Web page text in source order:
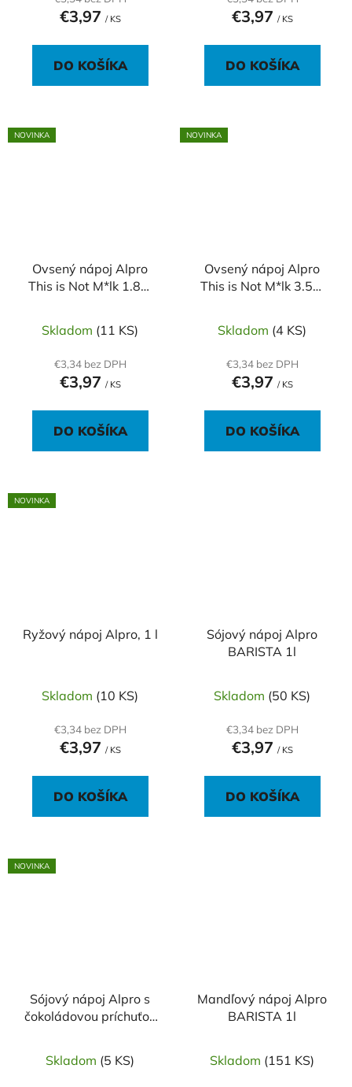
€3,97 / KS
DO KOŠÍKA
€3,97 / KS
DO KOŠÍKA
NOVINKA
Ovsený nápoj Alpro
This is Not M*lk 1.8%
Skladom (11 KS)
€3,34 bez DPH
€3,97 / KS
DO KOŠÍKA
NOVINKA
Ovsený nápoj Alpro
This is Not M*lk 3.5%
Skladom (4 KS)
€3,34 bez DPH
€3,97 / KS
DO KOŠÍKA
NOVINKA
Ryžový nápoj Alpro, 1 l
Skladom (10 KS)
€3,34 bez DPH
€3,97 / KS
DO KOŠÍKA
Sójový nápoj Alpro
BARISTA 1l
Skladom (50 KS)
€3,34 bez DPH
€3,97 / KS
DO KOŠÍKA
NOVINKA
Sójový nápoj Alpro s
čokoládovou príchuťou
Skladom (5 KS)
Mandľový nápoj Alpro
BARISTA 1l
Skladom (151 KS)